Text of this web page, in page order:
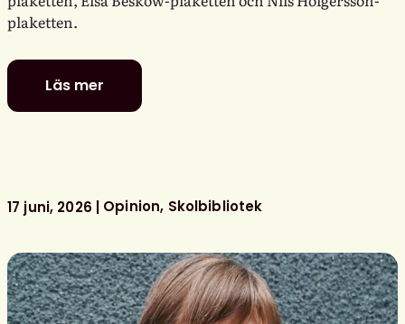
plaketten.
Läs mer
De
är
litterära
ungdomspriser
17 juni, 2026 Opinion Skolbibliotek